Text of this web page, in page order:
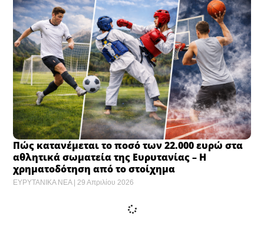
Πώς κατανέμεται το ποσό των 22.000 ευρώ στα
αθλητικά σωματεία της Ευρυτανίας – Η
χρηματοδότηση από το στοίχημα
ΕΥΡΥΤΑΝΙΚΑ ΝΕΑ 29 Απριλίου 2026
ημιμαραθώνιο «Πυθαγόρας ο Σάμιος» ​